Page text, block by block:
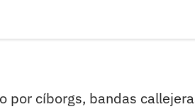
por cíborgs, bandas